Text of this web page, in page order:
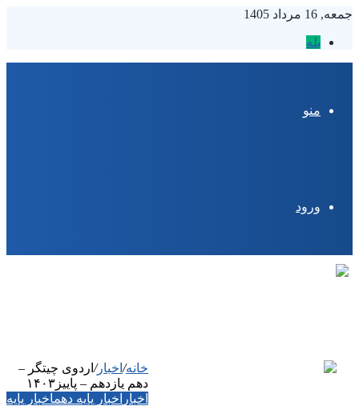
جمعه, 16 مرداد 1405
بله
منو
ورود
خانه/ اخبار/ اردوی چیتگر –
دهم یازدهم – پاییز۱۴۰۳
اخبار اخبار پایه دهماخبار پایه